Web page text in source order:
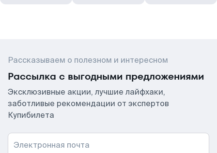
Рассказываем о полезном и интересном
Рассылка с выгодными предложениями
Эксклюзивные акции, лучшие лайфхаки,
заботливые рекомендации от экспертов
Купибилета
Электронная почта